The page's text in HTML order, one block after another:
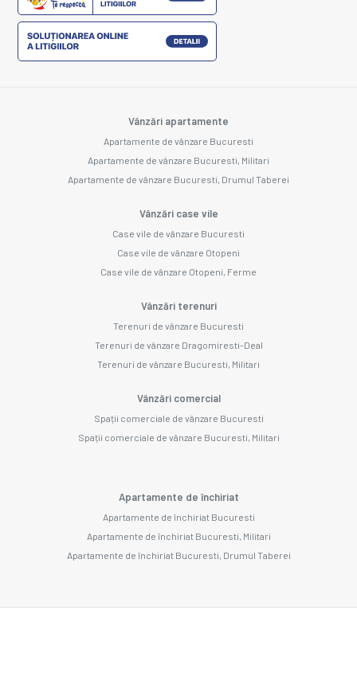
Vânzări apartamente
Apartamente de vânzare Bucuresti
Apartamente de vânzare Bucuresti, Militari
Apartamente de vânzare Bucuresti, Drumul Taberei
Vânzări case vile
Case vile de vânzare Bucuresti
Case vile de vânzare Otopeni
Case vile de vânzare Otopeni, Ferme
Vânzări terenuri
Terenuri de vânzare Bucuresti
Terenuri de vânzare Dragomiresti-Deal
Terenuri de vânzare Bucuresti, Militari
Vânzări comercial
Spații comerciale de vânzare Bucuresti
Spații comerciale de vânzare Bucuresti, Militari
Apartamente de închiriat
Apartamente de închiriat Bucuresti
Apartamente de închiriat Bucuresti, Militari
Apartamente de închiriat Bucuresti, Drumul Taberei